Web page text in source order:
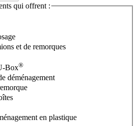
qui offrent :
et de remorques
Box®
déménagement
en plastique